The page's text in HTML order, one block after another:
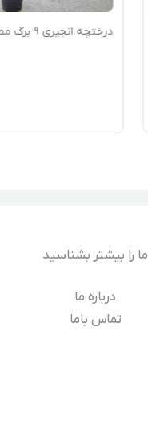
درختچه انجیری 9 برگ مصنوعی
ما را بیشتر بشناسید
درباره‌ ما
تماس باما